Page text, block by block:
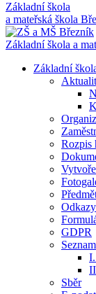
Základní škola
a mateřská škola
Základní škola a
Základní
Rozpis
Odkazy
GDPR
Sběr